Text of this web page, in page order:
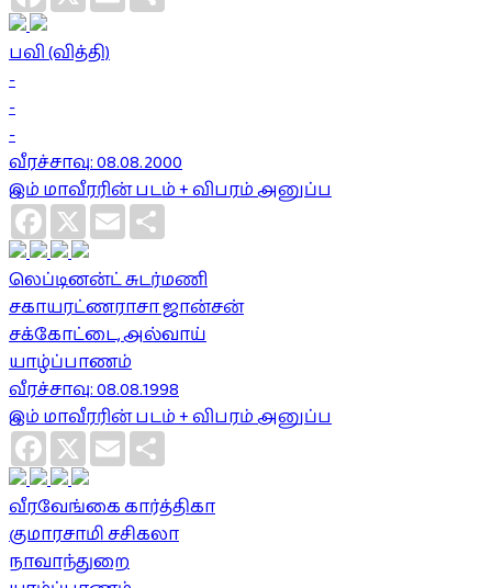
பவி (வித்தி)
-
-
-
வீரச்சாவு: 08.08.2000
இம் மாவீரரின் படம் + விபரம் அனுப்ப
Facebook
X Email
லெப்டினன்ட் சுடர்மணி
சகாயரட்ணராசா ஜான்சன்
சக்கோட்டை, அல்வாய்
யாழ்ப்பாணம்
வீரச்சாவு: 08.08.1998
இம் மாவீரரின் படம் + விபரம் அனுப்ப
Facebook
X Email
வீரவேங்கை கார்த்திகா
குமாரசாமி சசிகலா
நாவாந்துறை